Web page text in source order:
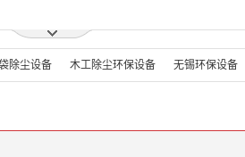
除尘设备 木工除尘环保设备 无锡环保设备